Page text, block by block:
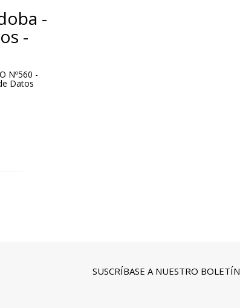
-
-
Nº560 -
Datos
SUSCRÍBASE A NUESTRO BOLETÍN